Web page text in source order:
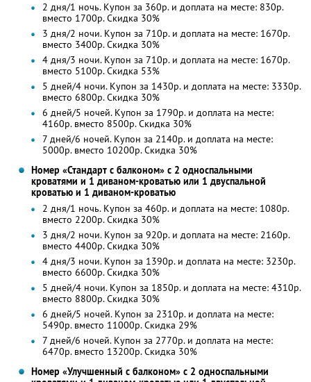
2 дня/1 ночь. Купон за 360р. и доплата на месте: 830р.
вместо 1700р.Скидка 30%
3 дня/2 ночи. Купон за 710р. и доплата на месте: 1670р.
вместо 3400р.Скидка 30%
4 дня/3 ночи. Купон за 710р. и доплата на месте: 1670р.
вместо 5100р.Скидка 53%
5 дней/4 ночи. Купон за 1430р. и доплата на месте: 3330р.
вместо 6800р. Скидка 30%
6 дней/5 ночей. Купон за 1790р. и доплата на месте:
4160р. вместо 8500р. Скидка 30%
7 дней/6 ночей. Купон за 2140р. и доплата на месте:
5000р. вместо 10200р. Скидка 30%
Номер «Стандарт с балконом» с 2 односпальными
кроватями и 1 диваном-кроватью или 1 двуспальной
кроватью и 1 диваном-кроватью
2 дня/1 ночь. Купон за 460р. и доплата на месте: 1080р.
вместо 2200р.Скидка 30%
3 дня/2 ночи. Купон за 920р. и доплата на месте: 2160р.
вместо 4400р.Скидка 30%
4 дня/3 ночи. Купон за 1390р. и доплата на месте: 3230р.
вместо 6600р.Скидка 30%
5 дней/4 ночи. Купон за 1850р. и доплата на месте: 4310р.
вместо 8800р. Скидка 30%
6 дней/5 ночей. Купон за 2310р. и доплата на месте:
5490р. вместо 11000р. Скидка 29%
7 дней/6 ночей. Купон за 2770р. и доплата на месте:
6470р. вместо 13200р. Скидка 30%
Номер «Улучшенный с балконом» с 2 односпальными